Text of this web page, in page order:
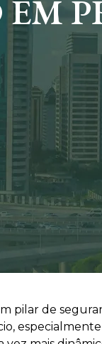
pilar de